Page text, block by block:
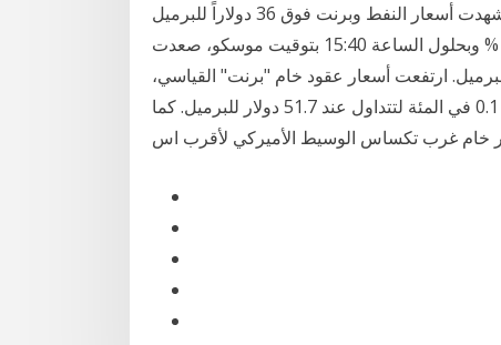
الوسيط الأمريكي 52.15 دولار منخفضا بمقدار 21 سنتا. وشهدت أسعار النفط وبرنت فوق 36 دولاراً للبرميل
ارتفعت أسعار خام غرب تكساس الوسيط بنحو 3.82 % وبحلول الساعة 15:40 بتوقيت موسكو، صعدت
"برنت" بنسبة 4.01% إلى 36.04 دولاراً للبرميل. ارتفعت أسعار عقود خام "برنت" القياسي،
خلال تعاملات الخميس 31 ديسمبر (كانون الأول)، بنسبة 0.1 في المئة لتتداول عند 51.7 دولار للبرميل. كما
خام غرب تكساس الوسيط الأميركي لأقرب اس